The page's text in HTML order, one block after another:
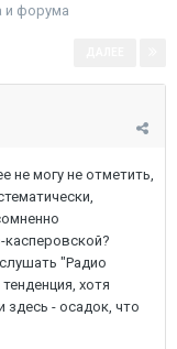
и форума
не могу не отметить,
"Радио
хотя
здесь - осадок, что